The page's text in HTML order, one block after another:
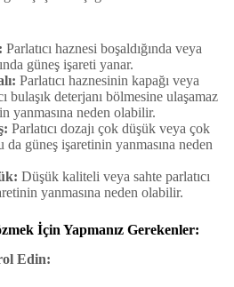
Parlatıcı haznesi boşaldığında veya
güneş işareti yanar.
Parlatıcı haznesinin kapağı veya
bulaşık deterjanı bölmesine ulaşamaz
yanmasına neden olabilir.
Parlatıcı dozajı çok düşük veya çok
da güneş işaretinin yanmasına neden
Düşük kaliteli veya sahte parlatıcı
yanmasına neden olabilir.
İçin Yapmanız Gerekenler:
Edin: